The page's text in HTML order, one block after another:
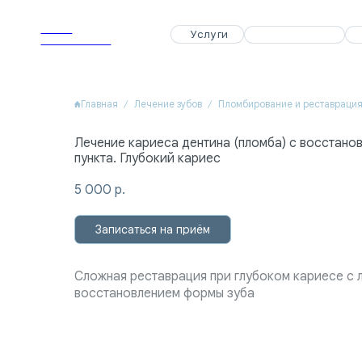
Услуги Специалисты Акции
Dental Clinic Услуги Специалисты Акции
Dental Clinic
Главная Лечение зубов Пломбирование и реставрация
Лечение кариеса дентина (пломба) с
пункта. Глубокий кариес
5 000 р.
Записаться на приём
Сложная реставрация при глубоком кариесе с
восстановлением формы зуба